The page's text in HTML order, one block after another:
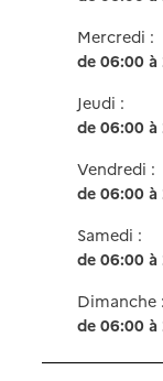
Mercredi :
de 06:00 à
Jeudi :
de 06:00 à
Vendredi :
de 06:00 à
Samedi :
de 06:00 à
Dimanche :
de 06:00 à